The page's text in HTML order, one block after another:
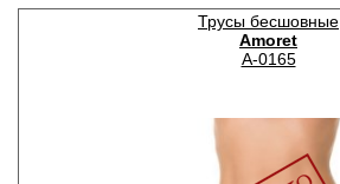
Лайкра 10%
Полиэстер 90%
Трусы бесшовные
Amoret
A-0165